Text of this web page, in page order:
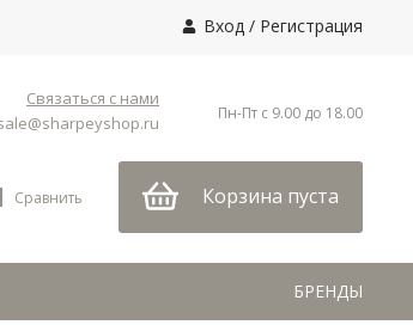
Вход / Регистрация
Связаться с нами
Пн-Пт с 9.00 до 18.00
Сравнить Корзина пуста
БРЕНДЫ